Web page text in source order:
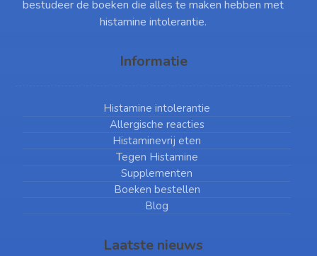
bestudeer de boeken die alles te maken hebben met
histamine intolerantie.
Informatie
Histamine intolerantie
Allergische reacties
Histaminevrij eten
Tegen Histamine
Supplementen
Boeken bestellen
Blog
Laatste nieuws